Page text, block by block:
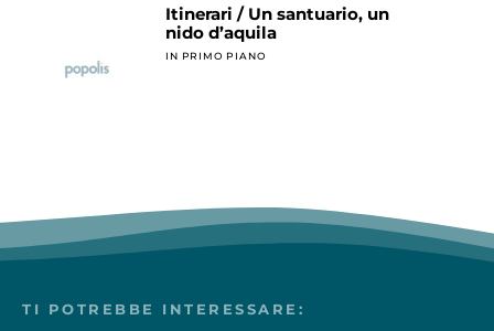
Itinerari / Un santuario, un
nido d’aquila
IN PRIMO PIANO
TI POTREBBE INTERESSARE: